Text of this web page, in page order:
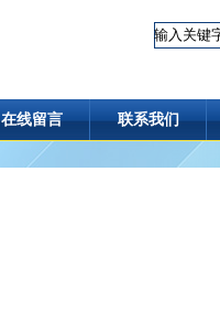
在线留言 联系我们